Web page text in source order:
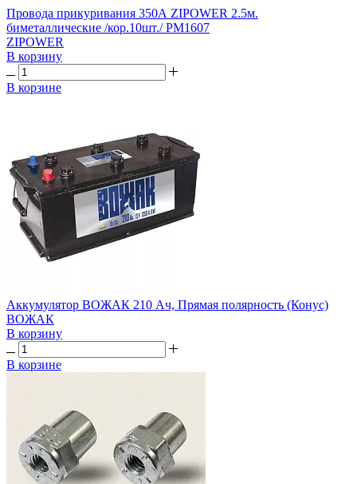
Провода прикуривания 350А ZIPOWER 2.5м.
биметаллические /кор.10шт./ PM1607
ZIPOWER
В корзину
В корзине
Аккумулятор ВОЖАК 210 Ач, Прямая полярность (Конус)
ВОЖАК
В корзину
В корзине